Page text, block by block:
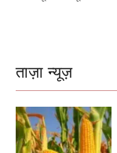
ताज़ा न्यूज़